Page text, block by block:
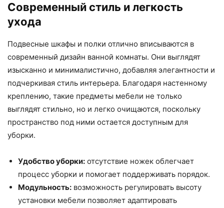
Современный стиль и легкость
ухода
Подвесные шкафы и полки отлично вписываются в
современный дизайн ванной комнаты. Они выглядят
изысканно и минималистично, добавляя элегантности и
подчеркивая стиль интерьера. Благодаря настенному
креплению, такие предметы мебели не только
выглядят стильно, но и легко очищаются, поскольку
пространство под ними остается доступным для
уборки.
Удобство уборки: отсутствие ножек облегчает
процесс уборки и помогает поддерживать порядок.
Модульность: возможность регулировать высоту
установки мебели позволяет адаптировать